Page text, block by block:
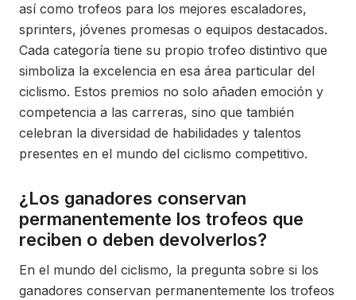
así como trofeos para los mejores escaladores,
sprinters, jóvenes promesas o equipos destacados.
Cada categoría tiene su propio trofeo distintivo que
simboliza la excelencia en esa área particular del
ciclismo. Estos premios no solo añaden emoción y
competencia a las carreras, sino que también
celebran la diversidad de habilidades y talentos
presentes en el mundo del ciclismo competitivo.
¿Los ganadores conservan
permanentemente los trofeos que
reciben o deben devolverlos?
En el mundo del ciclismo, la pregunta sobre si los
ganadores conservan permanentemente los trofeos